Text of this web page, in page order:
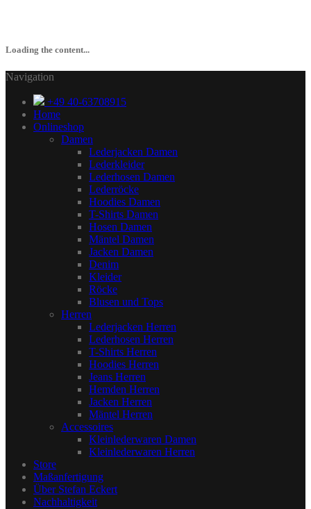
Loading the content...
Navigation
+49 40-63708915
Home
Onlineshop
Damen
Lederjacken Damen
Lederkleider
Lederhosen Damen
Lederröcke
Hoodies Damen
T-Shirts Damen
Hosen Damen
Mäntel Damen
Jacken Damen
Denim
Kleider
Röcke
Blusen und Tops
Herren
Lederjacken Herren
Lederhosen Herren
T-Shirts Herren
Hoodies Herren
Jeans Herren
Hemden Herren
Jacken Herren
Mäntel Herren
Accessoires
Kleinlederwaren Damen
Kleinlederwaren Herren
Store
Maßanfertigung
Über Stefan Eckert
Nachhaltigkeit